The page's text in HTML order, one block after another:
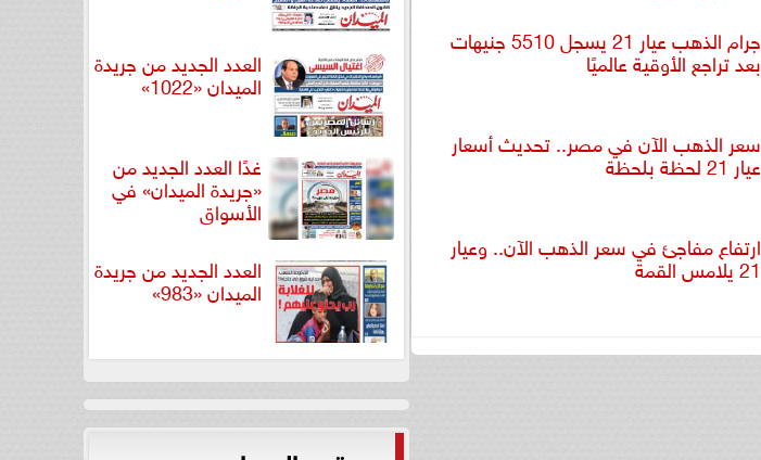
جرام الذهب عيار 21 يسجل 5510 جنيهات
بعد تراجع الأوقية عالميًا
سعر الذهب الآن في مصر.. تحديث أسعار
عيار 21 لحظة بلحظة
ارتفاع مفاجئ في سعر الذهب الآن.. وعيار
21 يلامس القمة
العدد الجديد من جريدة
الميدان «1022»
غدًا العدد الجديد من
«جريدة الميدان» في
الأسواق
العدد الجديد من جريدة
الميدان «983»